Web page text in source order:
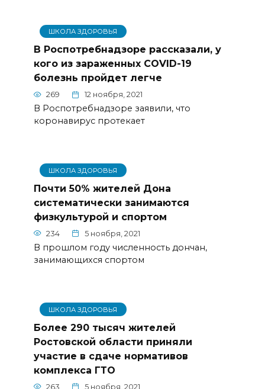
ШКОЛА ЗДОРОВЬЯ
В Роспотребнадзоре рассказали, у
кого из зараженных COVID-19
болезнь пройдет легче
269 12 ноября, 2021
В Роспотребнадзоре заявили, что
коронавирус протекает
ШКОЛА ЗДОРОВЬЯ
Почти 50% жителей Дона
систематически занимаются
физкультурой и спортом
234 5 ноября, 2021
В прошлом году численность дончан,
занимающихся спортом
ШКОЛА ЗДОРОВЬЯ
Более 290 тысяч жителей
Ростовской области приняли
участие в сдаче нормативов
комплекса ГТО
263 5 ноября, 2021